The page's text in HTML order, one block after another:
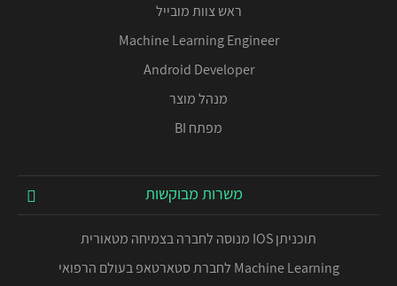
ראש צוות מובייל
Machine Learning Engineer
Android Developer
מנהל מוצר
מפתח BI
משרות מבוקשות
תוכניתן IOS מנוסה לחברה בצמיחה מטאורית
Machine Learning לחברת סטארטאפ בעולם הרפואי